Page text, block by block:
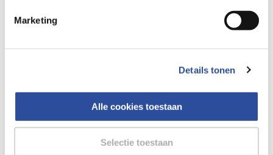
Marketing
Details tonen
Alle cookies toestaan
Selectie toestaan
⁠Verantwoorde zorg, ⁠ook online.
Altijd onze folder bij de hand
Check onze folders ⁠bij AlleFolders.